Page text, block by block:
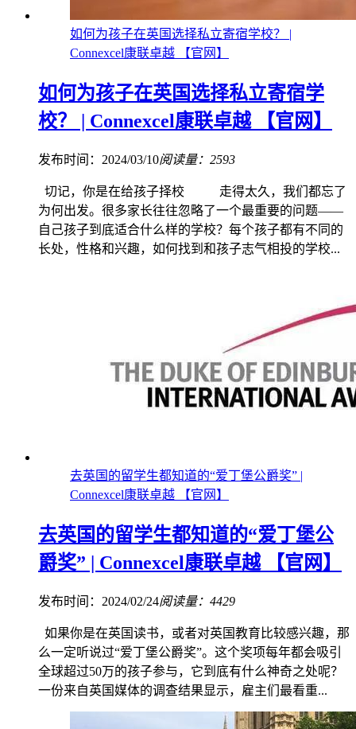
如何为孩子在英国选择私立寄宿学校？ |
Connexcel康联卓越 【官网】
如何为孩子在英国选择私立寄宿学
校？ | Connexcel康联卓越 【官网】
发布时间：2024/03/10阅读量：2593
切记，你是在给孩子择校 走得太久，我们都忘了
为何出发。很多家长往往忽略了一个最重要的问题——
自己孩子到底适合什么样的学校？每个孩子都有不同的
长处，性格和兴趣，如何找到和孩子志气相投的学校...
去英国的留学生都知道的“爱丁堡公爵奖” |
Connexcel康联卓越 【官网】
去英国的留学生都知道的“爱丁堡公
爵奖” | Connexcel康联卓越 【官网】
发布时间：2024/02/24阅读量：4429
如果你是在英国读书，或者对英国教育比较感兴趣，那
么一定听说过“爱丁堡公爵奖”。这个奖项每年都会吸引
全球超过50万的孩子参与，它到底有什么神奇之处呢？
一份来自英国媒体的调查结果显示，雇主们最看重...